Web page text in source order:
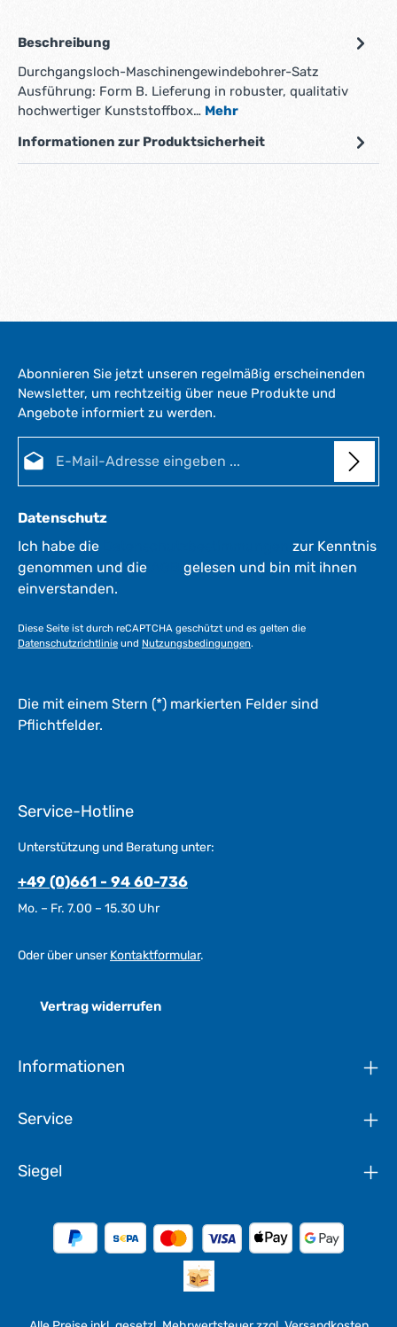
Beschreibung
Durchgangsloch-Maschinengewindebohrer-Satz
Ausführung: Form B. Lieferung in robuster, qualitativ
hochwertiger Kunststoffbox… Mehr
Informationen zur Produktsicherheit
Abonnieren Sie jetzt unseren regelmäßig erscheinenden
Newsletter, um rechtzeitig über neue Produkte und
Angebote informiert zu werden.
Datenschutz
Ich habe die
zur Kenntnis
genommen und die
gelesen und bin mit ihnen
einverstanden.
Diese Seite ist durch reCAPTCHA geschützt und es gelten die
Datenschutzrichtlinie und Nutzungsbedingungen.
Die mit einem Stern (*) markierten Felder sind
Pflichtfelder.
Service-Hotline
Unterstützung und Beratung unter:
+49 (0)661 - 94 60-736
Mo. – Fr. 7.00 – 15.30 Uhr
Oder über unserKontaktformular.
Vertrag widerrufen
Informationen
Service
Siegel